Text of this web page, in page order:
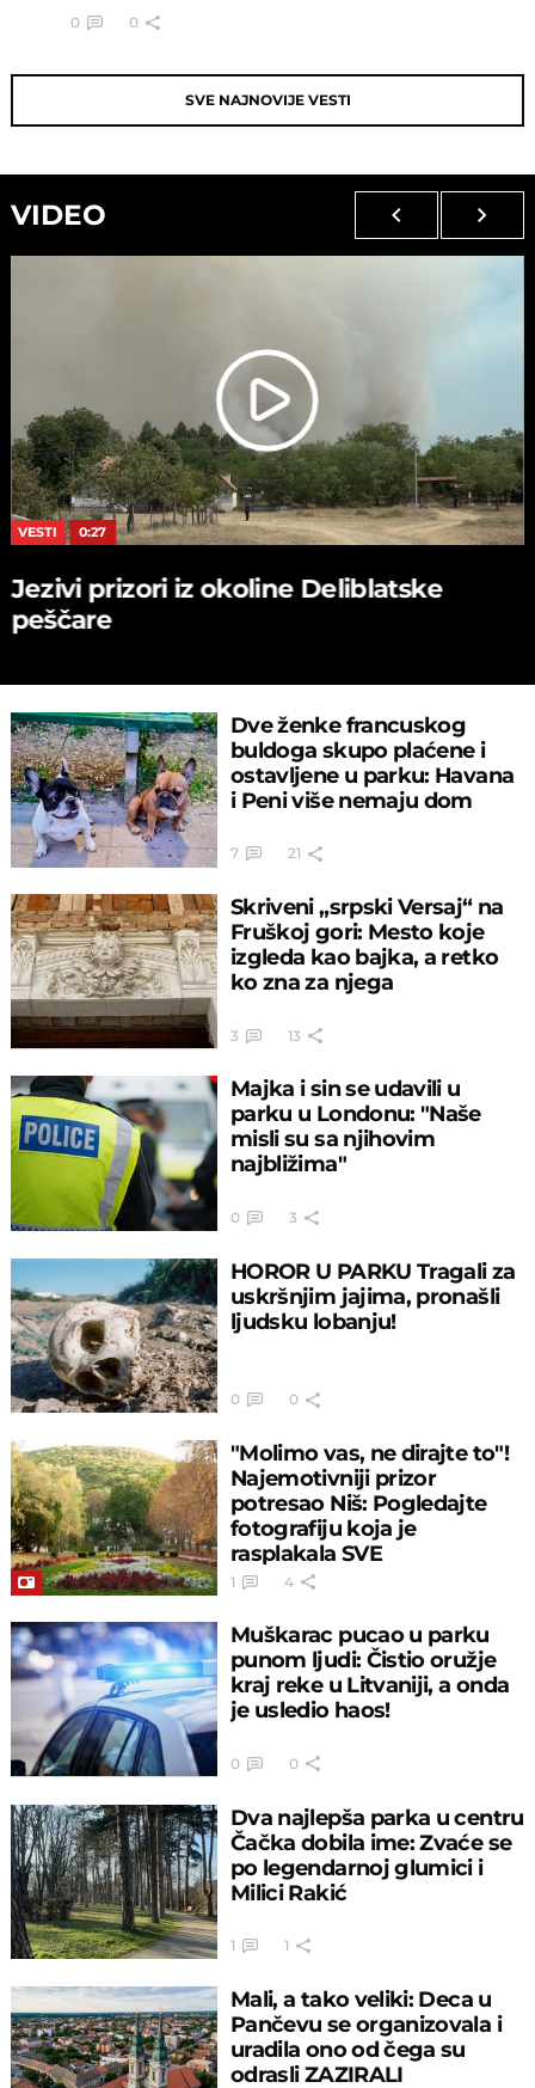
0 0
SVE NAJNOVIJE VESTI
VIDEO
VESTI 0:27
Jezivi prizori iz okoline Deliblatske
peščare
Dve ženke francuskog
buldoga skupo plaćene i
ostavljene u parku: Havana
i Peni više nemaju dom
7 21
Skriveni „srpski Versaj“ na
Fruškoj gori: Mesto koje
izgleda kao bajka, a retko
ko zna za njega
3 13
Majka i sin se udavili u
parku u Londonu: "Naše
misli su sa njihovim
najbližima"
0 3
HOROR U PARKU Tragali za
uskršnjim jajima, pronašli
ljudsku lobanju!
0 0
"Molimo vas, ne dirajte to"!
Najemotivniji prizor
potresao Niš: Pogledajte
fotografiju koja je
rasplakala SVE
1 4
Muškarac pucao u parku
punom ljudi: Čistio oružje
kraj reke u Litvaniji, a onda
je usledio haos!
0 0
Dva najlepša parka u centru
Čačka dobila ime: Zvaće se
po legendarnoj glumici i
Milici Rakić
1 1
Mali, a tako veliki: Deca u
Pančevu se organizovala i
uradila ono od čega su
odrasli ZAZIRALI